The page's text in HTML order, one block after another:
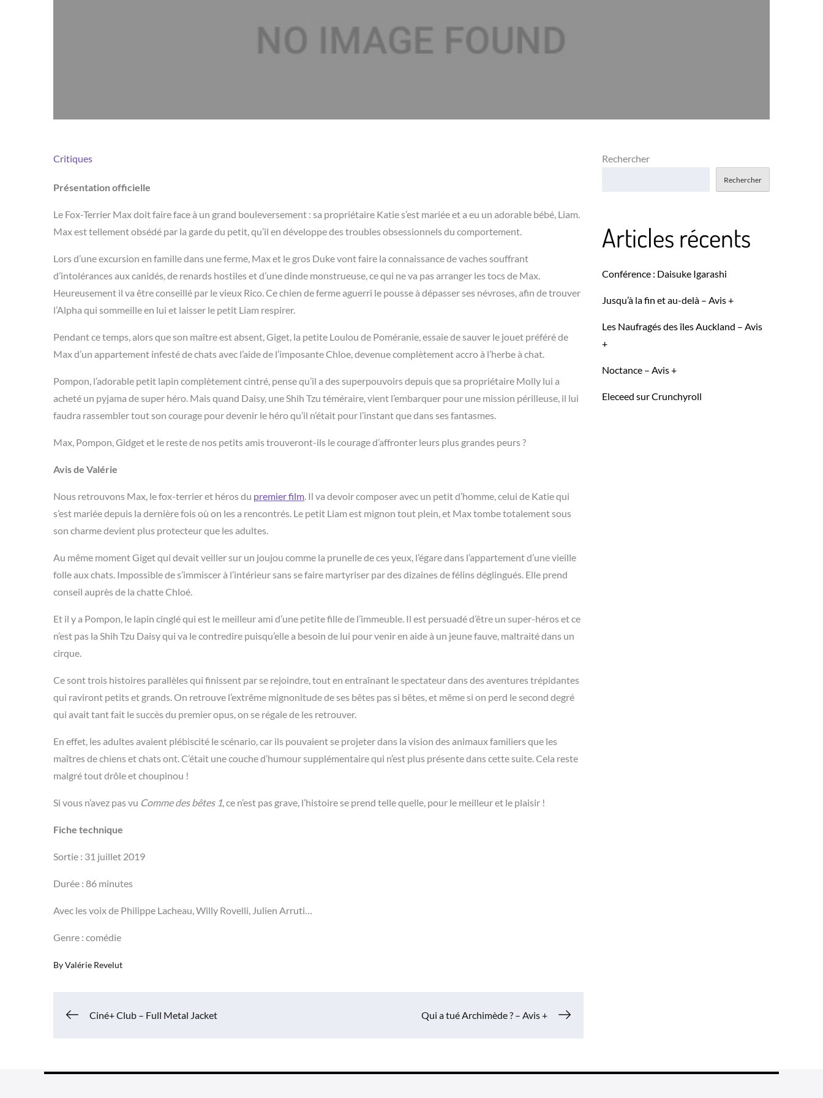
Critiques
Présentation officielle
Le Fox-Terrier Max doit faire face à un grand bouleversement : sa propriétaire Katie s’est mariée et a eu un adorable bébé, Liam.
Max est tellement obsédé par la garde du petit, qu’il en développe des troubles obsessionnels du comportement.
Lors d’une excursion en famille dans une ferme, Max et le gros Duke vont faire la connaissance de vaches souffrant
d’intolérances aux canidés, de renards hostiles et d’une dinde monstrueuse, ce qui ne va pas arranger les tocs de Max.
Heureusement il va être conseillé par le vieux Rico. Ce chien deferme aguerri le pousse à dépasser ses névroses, afin de trouver
l’Alpha qui sommeille en lui et laisser le petit Liam respirer.
Pendant ce temps, alors que son maître est absent, Giget, la petite Loulou de Poméranie, essaie de sauver le jouet préféré de
Max d’un appartement infesté de chats avec l’aide de l’imposante Chloe, devenue complètement accro à l’herbe à chat.
Pompon, l’adorable petit lapin complètement cintré, pense qu’il a des superpouvoirs depuis que sa propriétaire Molly lui a
acheté un pyjama de super héro. Mais quand Daisy, une Shih Tzu téméraire, vient l’embarquer pour une mission périlleuse, il lui
faudra rassembler tout son courage pour devenir le héro qu’il n’était pour l’instant que dans ses fantasmes.
Max, Pompon, Gidget et le reste de nos petits amis trouveront-ils le courage d’affronter leurs plus grandes peurs ?
Avis de Valérie
Nous retrouvons Max, le fox-terrier et héros du premier film. Il va devoir composer avec un petit d’homme, celui de Katie qui
s’est mariée depuis la dernière fois où on les a rencontrés. Le petit Liam est mignon tout plein, et Max tombe totalement sous
son charme devient plus protecteur que lesadultes.
Au même moment Giget qui devait veiller sur un joujou comme la prunelle de ces yeux, l’égare dans l’appartement d’une vieille
folle aux chats. Impossible de s’immiscer à l’intérieur sans se faire martyriser par des dizaines de félins déglingués. Elle prend
conseil auprès de la chatte Chloé.
Et il y a Pompon, le lapin cinglé qui est le meilleur ami d’une petite fille de l’immeuble. Il est persuadé d’être un super-héros et ce
n’est pas la Shih Tzu Daisy qui va le contredire puisqu’elle a besoin de lui pour venir en aide à un jeune fauve, maltraité dans un
cirque.
Ce sont trois histoires parallèles qui finissent par se rejoindre, tout en entraînant le spectateur dans des aventures trépidantes
qui raviront petits et grands. On retrouve l’extrême mignonitude de ses bêtes pas si bêtes, et même si on perd le second degré
qui avait tant fait le succès du premier opus, on se régale de les retrouver.
En effet, les adultes avaient plébiscité le scénario, car ils pouvaient se projeter dans la vision des animaux familiers que les
maîtres de chiens et chats ont.C’était une couche d’humour supplémentaire qui n’est plus présente dans cette suite. Cela reste
malgré tout drôle et choupinou !
Si vous n’avez pas vu Comme des bêtes 1, ce n’est pas grave, l’histoire se prend telle quelle, pour le meilleur et le plaisir !
Fiche technique
Sortie : 31 juillet 2019
Durée : 86 minutes
Avec les voix de Philippe Lacheau, Willy Rovelli, Julien Arruti…
Genre : comédie
ByValérie Revelut
Navigation
Ciné+ Club – Full Metal Jacket Qui a tué Archimède ? – Avis +
Rechercher
Rechercher
Articles récents
Conférence : Daisuke Igarashi
Jusqu’à la fin et au-delà – Avis +
Les Naufragés des îles Auckland – Avis
+
Noctance – Avis +
Eleceed sur Crunchyroll